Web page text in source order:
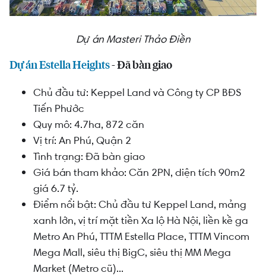
Dự án Masteri Thảo Điền
Dự án Estella Heights- Đã bàn giao
Chủ đầu tư: Keppel Land và Công ty CP BĐS
Tiến Phước
Quy mô: 4.7ha, 872 căn
Vị trí: An Phú, Quận 2
Tình trạng: Đã bàn giao
Giá bán tham khảo: Căn 2PN, diện tích 90m2
giá 6.7 tỷ.
Điểm nổi bật: Chủ đầu tư Keppel Land, mảng
xanh lớn, vị trí mặt tiền Xa lộ Hà Nội, liền kề ga
Metro An Phú, TTTM Estella Place, TTTM Vincom
Mega Mall, siêu thị BigC, siêu thị MM Mega
Market (Metro cũ)...